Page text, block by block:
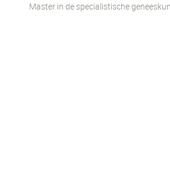
Master in de specialistische